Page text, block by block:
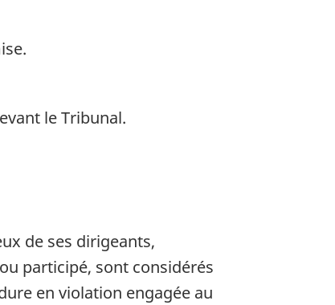
le Tribunal.
de ses dirigeants,
participé, sont considérés
en violation engagée au